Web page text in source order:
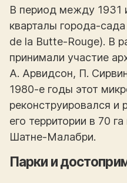
В период между 1931
кварталы города-
de la Butte-Rouge). В
принимали участие
А. Арвидсон, П.
1980-е годы этот
реконструировался и
его территории в 70
Шатне-Малабри.
Парки и